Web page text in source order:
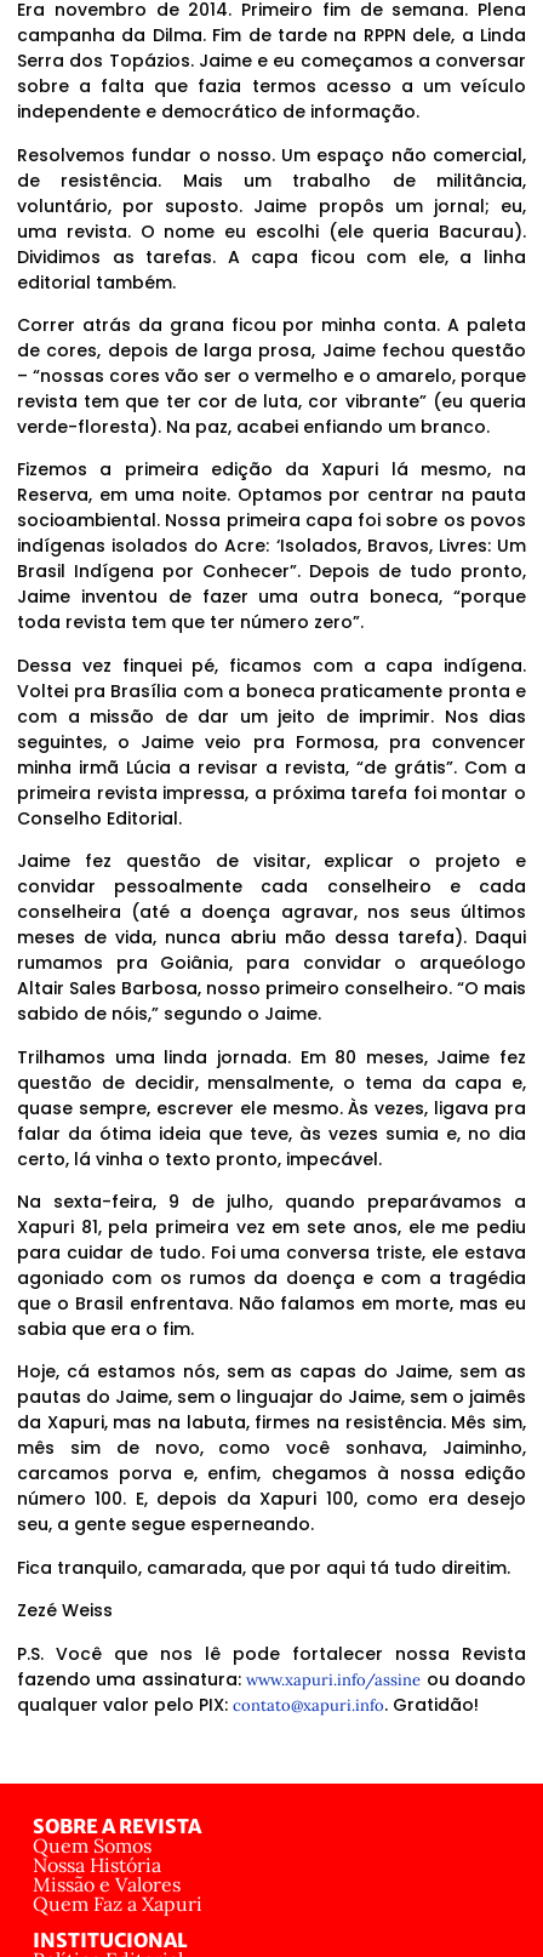
Era novembro de 2014. Primeiro fim de semana. Plena
campanha da Dilma. Fim de tarde na RPPN dele, a Linda
Serra dos Topázios. Jaime e eu começamos a conversar
sobre a falta que fazia termos acesso a um veículo
independente e democrático de informação.
Resolvemos fundar o nosso. Um espaço não comercial,
de resistência. Mais um trabalho de militância,
voluntário, por suposto. Jaime propôs um jornal; eu,
uma revista. O nome eu escolhi (ele queria Bacurau).
Dividimos as tarefas. A capa ficou com ele, a linha
editorial também.
Correr atrás da grana ficou por minha conta. A paleta
de cores, depois de larga prosa, Jaime fechou questão
– “nossas cores vão ser o vermelho e o amarelo, porque
revista tem que ter cor de luta, cor vibrante” (eu queria
verde-floresta). Na paz, acabei enfiando um branco.
Fizemos a primeira edição da Xapuri lá mesmo, na
Reserva, em uma noite. Optamos por centrar na pauta
socioambiental. Nossa primeira capa foi sobre os povos
indígenas isolados do Acre: ‘Isolados, Bravos, Livres: Um
Brasil Indígena por Conhecer”. Depois de tudo pronto,
Jaime inventou de fazer uma outra boneca, “porque
toda revista tem que ter número zero”.
Dessa vez finquei pé, ficamos com a capa indígena.
Voltei pra Brasília com a boneca praticamente pronta e
com a missão de dar um jeito de imprimir. Nos dias
seguintes, o Jaime veio pra Formosa, pra convencer
minha irmã Lúcia a revisar a revista, “de grátis”. Com a
primeira revista impressa, a próxima tarefa foi montar o
Conselho Editorial.
Jaime fez questão de visitar, explicar o projeto e
convidar pessoalmente cada conselheiro e cada
conselheira (até a doença agravar, nos seus últimos
meses de vida, nunca abriu mão dessa tarefa). Daqui
rumamos pra Goiânia, para convidar o arqueólogo
Altair Sales Barbosa, nosso primeiro conselheiro. “O mais
sabido de nóis,” segundo o Jaime.
Trilhamos uma linda jornada. Em 80 meses, Jaime fez
questão de decidir, mensalmente, o tema da capa e,
quase sempre, escrever ele mesmo. Às vezes, ligava pra
falar da ótima ideia que teve, às vezes sumia e, no dia
certo, lá vinha o texto pronto, impecável.
Na sexta-feira, 9 de julho, quando preparávamos a
Xapuri 81, pela primeira vez em sete anos, ele me pediu
para cuidar de tudo. Foi uma conversa triste, ele estava
agoniado com os rumos da doença e com a tragédia
que o Brasil enfrentava. Não falamos em morte, mas eu
sabia que era o fim.
Hoje, cá estamos nós, sem as capas do Jaime, sem as
pautas do Jaime, sem o linguajar do Jaime, sem o jaimês
da Xapuri, mas na labuta, firmes na resistência. Mês sim,
mês sim de novo, como você sonhava, Jaiminho,
carcamos porva e, enfim, chegamos à nossa edição
número 100. E, depois da Xapuri 100, como era desejo
seu, a gente segue esperneando.
Fica tranquilo, camarada, que por aqui tá tudo direitim.
Zezé Weiss
P.S. Você que nos lê pode fortalecer nossa Revista
fazendo uma assinatura:www.xapuri.info/assine ou doando
qualquer valor pelo PIX: contato@xapuri.info. Gratidão!
SOBRE A REVISTA
Quem Somos
Nossa História
Missão e Valores
Quem Faz a Xapuri
INSTITUCIONAL